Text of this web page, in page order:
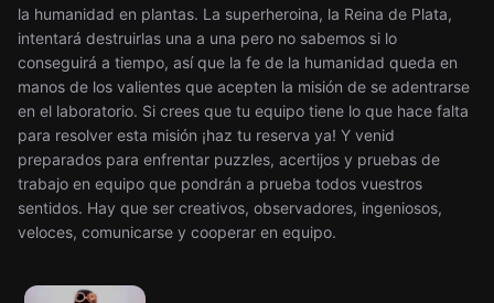
la humanidad en plantas. La superheroina, la Reina de Plata,
intentará destruirlas una a una pero no sabemos si lo
conseguirá a tiempo, así que la fe de la humanidad queda en
manos de los valientes que acepten la misión de se adentrarse
en el laboratorio. Si crees que tu equipo tiene lo que hace falta
para resolver esta misión ¡haz tu reserva ya! Y venid
preparados para enfrentar puzzles, acertijos y pruebas de
trabajo en equipo que pondrán a prueba todos vuestros
sentidos. Hay que ser creativos, observadores, ingeniosos,
veloces, comunicarse y cooperar en equipo.